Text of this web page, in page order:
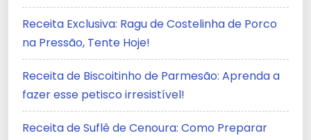
Receita Exclusiva: Ragu de Costelinha de Porco
na Pressão, Tente Hoje!
Receita de Biscoitinho de Parmesão: Aprenda a
fazer esse petisco irresistível!
Receita de Suflê de Cenoura: Como Preparar